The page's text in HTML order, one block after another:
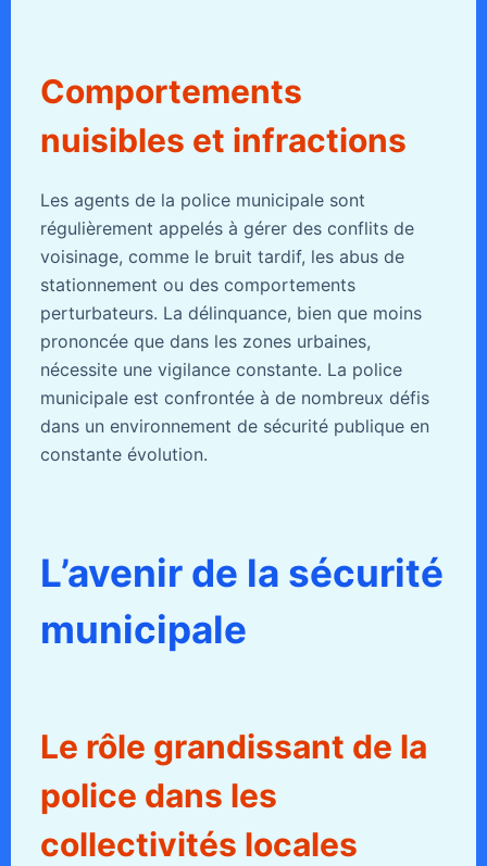
Comportements
nuisibles et infractions
Les agents de la police municipale sont
régulièrement appelés à gérer des conflits de
voisinage, comme le bruit tardif, les abus de
stationnement ou des comportements
perturbateurs. La délinquance, bien que moins
prononcée que dans les zones urbaines,
nécessite une vigilance constante. La police
municipale est confrontée à de nombreux défis
dans un environnement de sécurité publique en
constante évolution.
L’avenir de la sécurité
municipale
Le rôle grandissant de la
police dans les
collectivités locales